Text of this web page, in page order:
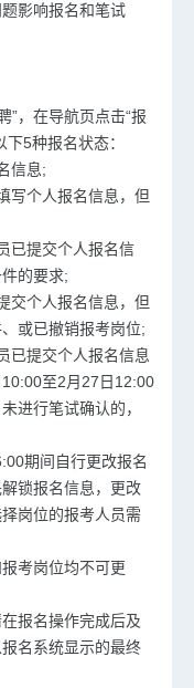
影响报名和笔试
”，在导航页点击“报
5种报名状态：
信息;
写个人报名信息，但
已提交个人报名信
的要求;
交个人报名信息，但
或已撤销报考岗位;
已提交个人报名信息
至2月27日12:00
进行笔试确认的，
期间自行更改报名
锁报名信息，更改
岗位的报考人员需
考岗位均不可更
报名操作完成后及
名系统显示的最终